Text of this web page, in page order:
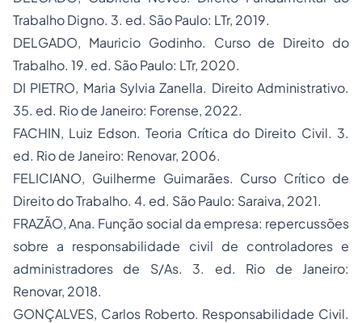
Trabalho Digno. 3. ed. São Paulo: LTr, 2019.
DELGADO, Mauricio Godinho. Curso de Direito do
Trabalho. 19. ed. São Paulo: LTr, 2020.
DI PIETRO, Maria Sylvia Zanella. Direito Administrativo.
35. ed. Rio de Janeiro: Forense, 2022.
FACHIN, Luiz Edson. Teoria Crítica do Direito Civil. 3.
ed. Rio de Janeiro: Renovar, 2006.
FELICIANO, Guilherme Guimarães. Curso Crítico de
Direito do Trabalho. 4. ed. São Paulo: Saraiva, 2021.
FRAZÃO, Ana. Função social da empresa: repercussões
sobre a responsabilidade civil de controladores e
administradores de S/As. 3. ed. Rio de Janeiro:
Renovar, 2018.
GONÇALVES, Carlos Roberto. Responsabilidade Civil.